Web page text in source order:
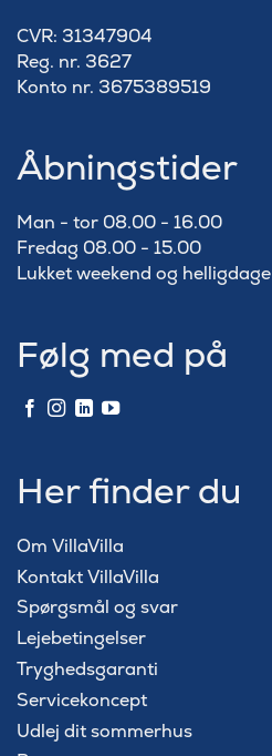
​CVR: 31347904
Reg. nr. 3627
Konto nr. 3675389519
Åbningstider
Man - tor 08.00 - 16.00
Fredag 08.00 - 15.00
Lukket weekend og helligdage
Følg med på
Her finder du
Om VillaVilla
Kontakt VillaVilla
Spørgsmål og svar
Lejebetingelser
Tryghedsgaranti
Servicekoncept
Udlej dit sommerhus